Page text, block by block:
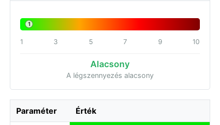
1
1 3 5 7 9 10
Alacsony
A légszennyezés alacsony
Paraméter Érték